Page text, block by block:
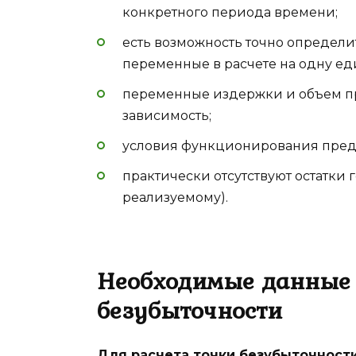
конкретного периода времени;
есть возможность точно
переменные в расчете на одну
переменные издержки и объем
зависимость;
условия функционирования
практически отсутствуют
реализуемому).
Необходимые данные
безубыточности